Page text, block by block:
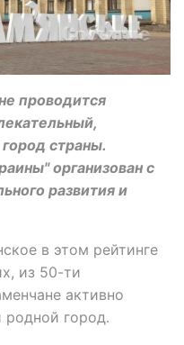
проводится
страны.
организован с
развития и
в этом рейтинге
из 50-ти
активно
родной город.